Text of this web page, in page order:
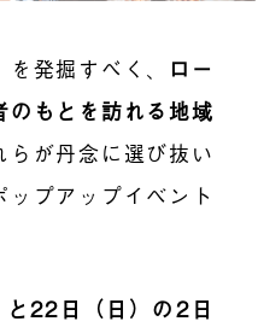
発掘すべく、
ロー
のもとを訪れる地域
らが丹念に選び抜い
プアップイベント
22日（日）の2日